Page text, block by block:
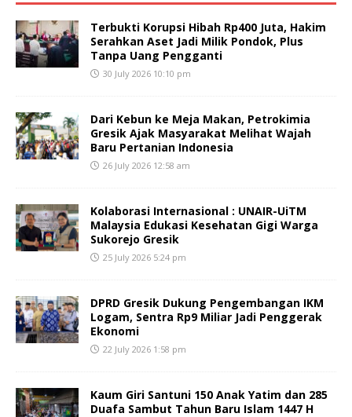
Terbukti Korupsi Hibah Rp400 Juta, Hakim
Serahkan Aset Jadi Milik Pondok, Plus
Tanpa Uang Pengganti
30 July 2026 10:10 pm
Dari Kebun ke Meja Makan, Petrokimia
Gresik Ajak Masyarakat Melihat Wajah
Baru Pertanian Indonesia
26 July 2026 12:58 am
Kolaborasi Internasional : UNAIR-UiTM
Malaysia Edukasi Kesehatan Gigi Warga
Sukorejo Gresik
25 July 2026 5:24 pm
DPRD Gresik Dukung Pengembangan IKM
Logam, Sentra Rp9 Miliar Jadi Penggerak
Ekonomi
22 July 2026 1:58 pm
Kaum Giri Santuni 150 Anak Yatim dan 285
Duafa Sambut Tahun Baru Islam 1447 H